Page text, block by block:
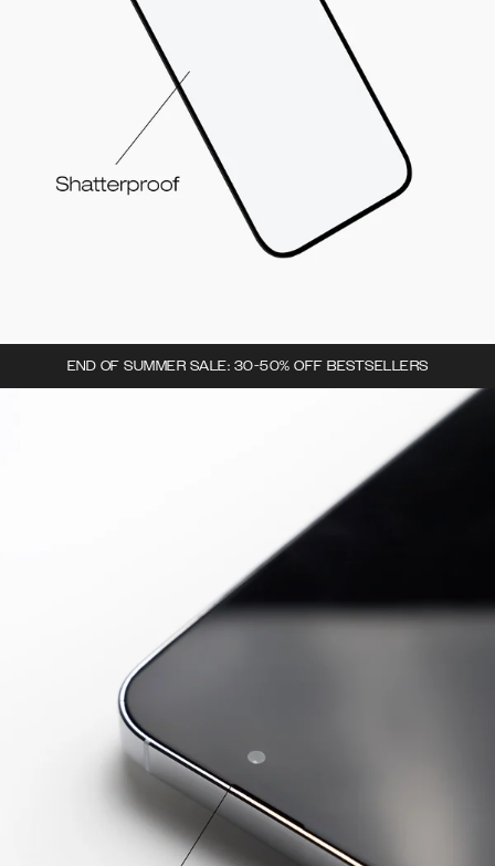
END OF SUMMER SALE: 30-50% OFF BESTSELLERS